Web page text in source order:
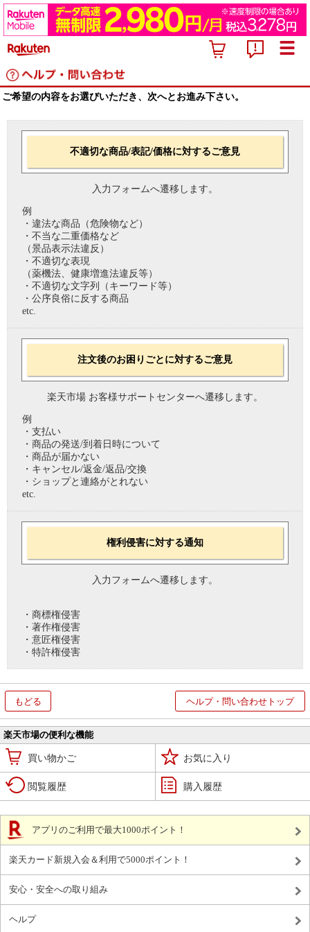
ご希望の内容をお選びいただき、次へとお進み下さい。
不適切な商品/表記/価格に対するご意見
入力フォームへ遷移します。
例
・違法な商品（危険物など）
・不当な二重価格など
（景品表示法違反）
・不適切な表現
（薬機法、健康増進法違反等）
・不適切な文字列（キーワード等）
・公序良俗に反する商品
etc.
注文後のお困りごとに対するご意見
楽天市場 お客様サポートセンターへ遷移します。
例
・支払い
・商品の発送/到着日時について
・商品が届かない
・キャンセル/返金/返品/交換
・ショップと連絡がとれない
etc.
権利侵害に対する通知
入力フォームへ遷移します。
・商標権侵害
・著作権侵害
・意匠権侵害
・特許権侵害
もどる ヘルプ・問い合わせトップ
楽天市場の便利な機能
買い物かご お気に入り
閲覧履歴 購入履歴
アプリのご利用で最大1000ポイント！
楽天カード新規入会＆利用で5000ポイント！
安心・安全への取り組み
ヘルプ